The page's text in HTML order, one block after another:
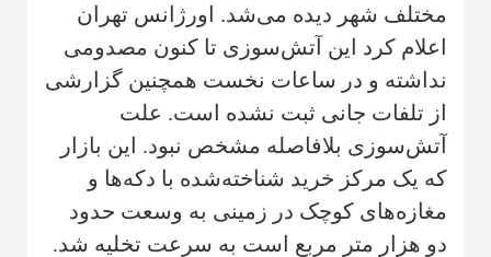
مختلف شهر دیده می‌شد. اورژانس تهران
اعلام کرد این آتش‌سوزی تا کنون مصدومی
نداشته و در ساعات نخست همچنین گزارشی
از تلفات جانی ثبت نشده است. علت
آتش‌سوزی بلافاصله مشخص نبود. این بازار
که یک مرکز خرید شناخته‌شده با دکه‌ها و
مغازه‌های کوچک در زمینی به وسعت حدود
دو هزار متر مربع است به سرعت تخلیه شد.